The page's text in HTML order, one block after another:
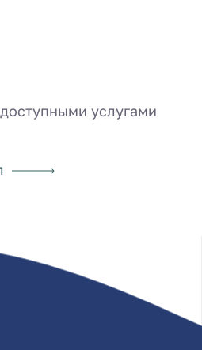
услугами